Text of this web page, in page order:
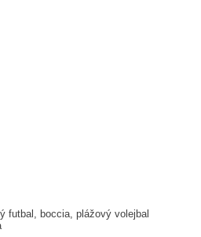
futbal, boccia, plážový volejbal